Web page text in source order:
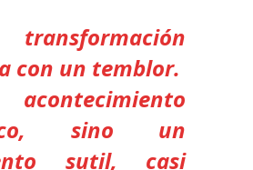
con un temblor.
sino un
sutil, casi